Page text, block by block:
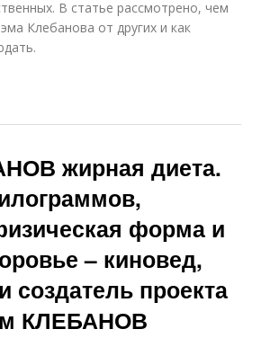
В статье рассмотрено, чем
Клебанова от других и как
жирная диета.
форма и
– киновед,
создатель проекта
КЛЕБАНОВ